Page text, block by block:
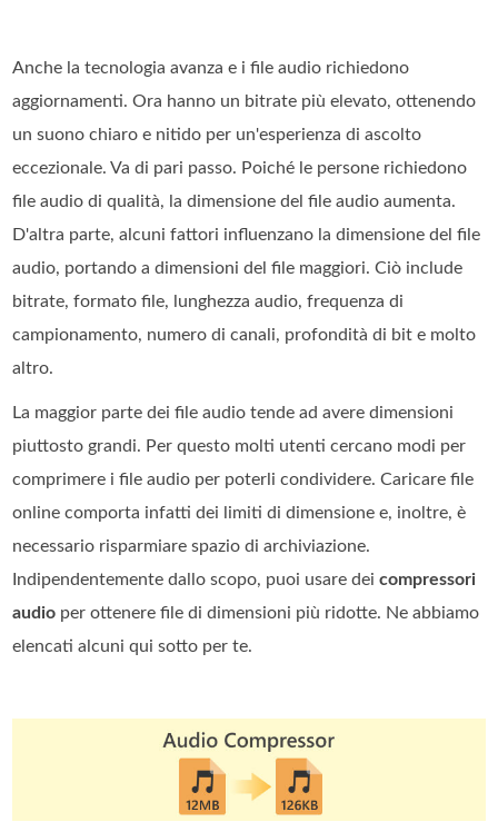
Anche la tecnologia avanza e i file audio richiedono
aggiornamenti. Ora hanno un bitrate più elevato, ottenendo
un suono chiaro e nitido per un'esperienza di ascolto
eccezionale. Va di pari passo. Poiché le persone richiedono
file audio di qualità, la dimensione del file audio aumenta.
D'altra parte, alcuni fattori influenzano la dimensione del file
audio, portando a dimensioni del file maggiori. Ciò include
bitrate, formato file, lunghezza audio, frequenza di
campionamento, numero di canali, profondità di bit e molto
altro.
La maggior parte dei file audio tende ad avere dimensioni
piuttosto grandi. Per questo molti utenti cercano modi per
comprimere i file audio per poterli condividere. Caricare file
online comporta infatti dei limiti di dimensione e, inoltre, è
necessario risparmiare spazio di archiviazione.
Indipendentemente dallo scopo, puoi usare deicompressori
audio per ottenere file di dimensioni più ridotte. Ne abbiamo
elencati alcuni qui sotto per te.